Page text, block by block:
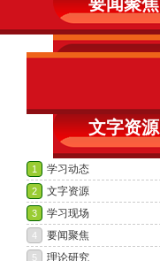
学习动态
文字资源
热点推荐